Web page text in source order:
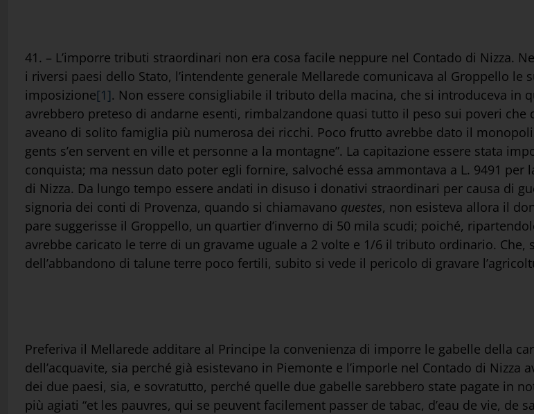
41. – L’imporre tributi straordinari non era cosa facile neppure nel Contado di Nizza.
i riversi paesi dello Stato, l’intendente generale Mellarede comunicava al Groppello le
imposizione[1]. Non essere consigliabile il tributo della macina, che si introduceva in
avrebbero preteso di andarne esenti, rimbalzandone quasi tutto il peso sui poveri
aveano di solito famiglia più numerosa dei ricchi. Poco frutto avrebbe dato il
gents s’en servent en ville et personne a la montagne”. La capitazione essere stata
conquista; ma nessun dato poter egli fornire, salvoché essa ammontava a L. 9491 per
di Nizza. Da lungo tempo essere andati in disuso i donativi straordinari per causa di
signoria dei conti di Provenza, quando si chiamavano questes, non esisteva allora il
pare suggerisse il Groppello, un quartier d’inverno di 50 mila scudi; poiché,
avrebbe caricato le terre di un gravame uguale a 2 volte e 1/6 il tributo ordinario.
dell’abbandono di talune terre poco fertili, subito si vede il pericolo di gravare
Preferiva il Mellarede additare al Principe la convenienza di imporre le gabelle della
dell’acquavite, sia perché già esistevano in Piemonte e l’imporle nel Contado di
dei due paesi, sia, e sovratutto, perché quelle due gabelle sarebbero state pagate in
più agiati “et les pauvres, qui se peuvent facilement passer de tabac, d’eau de vie, de